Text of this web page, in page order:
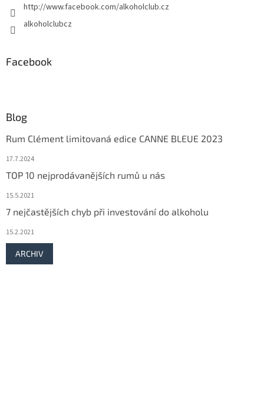
http://www.facebook.com/alkoholclub.cz
alkoholclubcz
Facebook
Blog
Rum Clément limitovaná edice CANNE BLEUE 2023
17.7.2024
TOP 10 nejprodávanějších rumů u nás
15.5.2021
7 nejčastějších chyb při investování do alkoholu
15.2.2021
ARCHIV